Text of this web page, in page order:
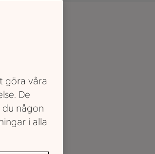
göra våra
De
du någon
i alla